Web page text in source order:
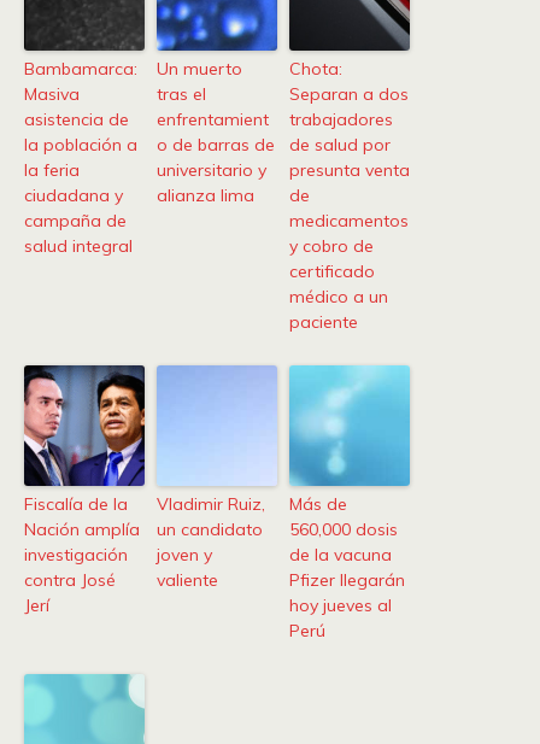
Bambamarca:
Masiva
asistencia de
la población a
la feria
ciudadana y
campaña de
salud integral
Un muerto
tras el
enfrentamient
o de barras de
universitario y
alianza lima
Chota:
Separan a dos
trabajadores
de salud por
presunta venta
de
medicamentos
y cobro de
certificado
médico a un
paciente
Fiscalía de la
Nación amplía
investigación
contra José
Jerí
Vladimir Ruiz,
un candidato
joven y
valiente
Más de
560,000 dosis
de la vacuna
Pfizer llegarán
hoy jueves al
Perú